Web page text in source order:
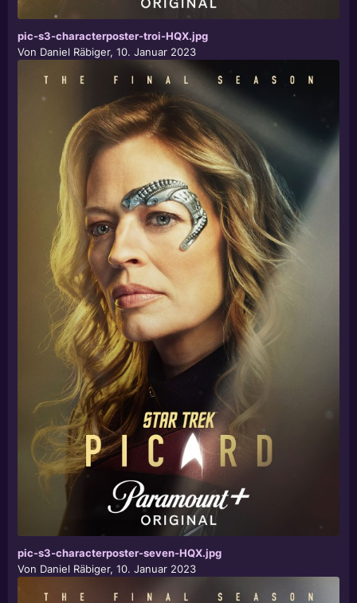
pic-s3-characterposter-troi-HQX.jpg
Von Daniel Räbiger, 10. Januar 2023
pic-s3-characterposter-seven-HQX.jpg
Von Daniel Räbiger, 10. Januar 2023